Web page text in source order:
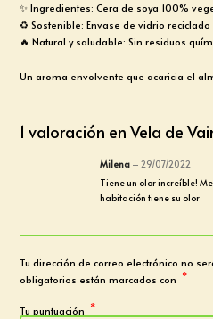
✨ Ingredientes: Cera de soya 100%
♻️ Sostenible: Envase de vidrio
🔥 Natural y saludable: Sin residuos
Un aroma envolvente que acaricia el
1 valoración enVela de
Milena – 29/07/2022
Tiene un olor increíble!
habitación tiene su olor
Tu dirección de correo electrónico no
obligatorios están marcados con *
Tu puntuación *